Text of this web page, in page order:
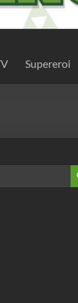
Supereroi